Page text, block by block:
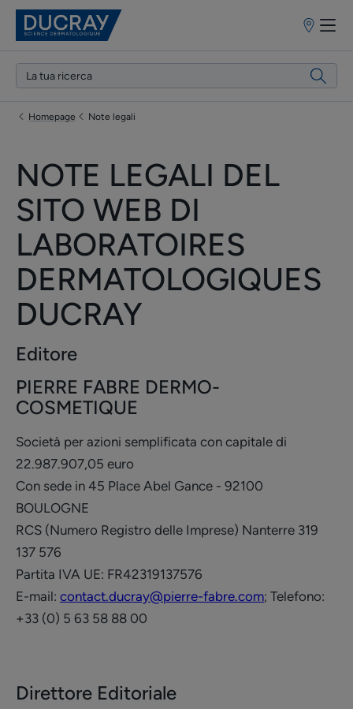
Punti
Homepage Note legali
NOTE LEGALI DEL
SITO WEB DI
LABORATOIRES
DERMATOLOGIQUES
DUCRAY
Editore
PIERRE FABRE DERMO-
COSMETIQUE
Società per azioni semplificata con capitale di
22.987.907,05 euro
Con sede in 45 Place Abel Gance - 92100
BOULOGNE
RCS (Numero Registro delle Imprese) Nanterre 319
137 576
Partita IVA UE: FR42319137576
E-mail: contact.ducray@pierre-fabre.com; Telefono:
+33 (0) 5 63 58 88 00
Direttore Editoriale